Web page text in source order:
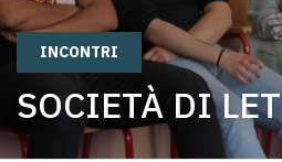
INCONTRI
SOCIETÀ DI